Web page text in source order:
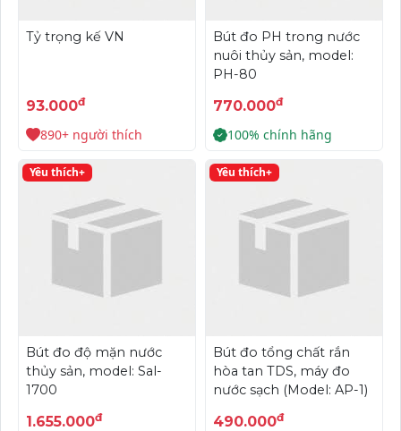
Tỷ trọng kế VN
93.000đ
890+ người thích
Bút đo PH trong nước
nuôi thủy sản, model:
PH-80
770.000đ
100% chính hãng
Yêu thích+
Bút đo độ mặn nước
thủy sản, model: Sal-
1700
1.655.000đ
Yêu thích+
Bút đo tổng chất rắn
hòa tan TDS, máy đo
nước sạch (Model: AP-1)
490.000đ